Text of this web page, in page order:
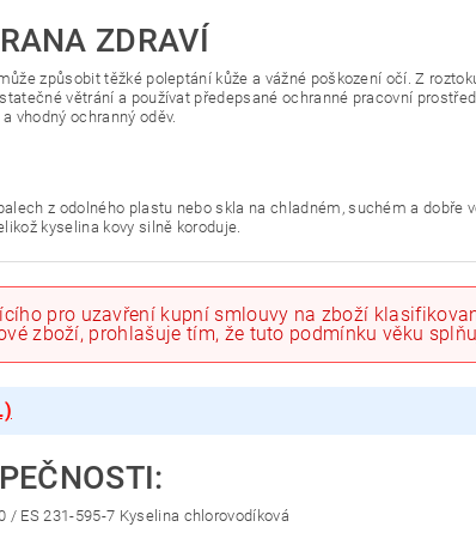
ZDRAVÍ
způsobit těžké poleptání kůže a vážné poškození očí. Z
větrání a používat předepsané ochranné pracovní
vhodný ochranný oděv.
z odolného plastu nebo skla na chladném, suchém a dobře
kyselina kovy silně koroduje.
pro uzavření kupní smlouvy na zboží
zboží, prohlašuje tím, že tuto podmínku věku
/ ES 231-595-7 Kyselina chlorovodíková